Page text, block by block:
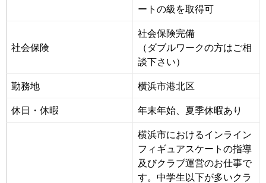
ートの級を取得可
社会保険
社会保険完備
（ダブルワークの方はご相
談下さい）
勤務地 横浜市港北区
休日・休暇 年末年始、夏季休暇あり
横浜市におけるインライン
フィギュアスケートの指導
及びクラブ運営のお仕事で
す。中学生以下が多いクラ